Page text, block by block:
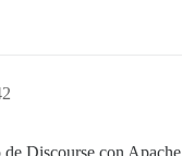
Discourse con Apache.